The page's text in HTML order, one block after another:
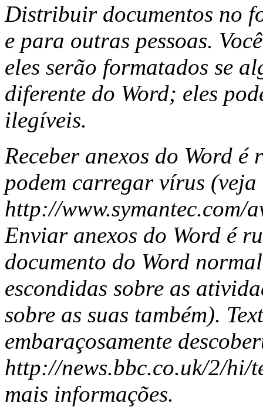
Distribuir documentos no
e para outras pessoas.
eles serão formatados se
diferente do Word; eles
ilegíveis.
Receber anexos do Word
podem carregar vírus (veja
http://www.symantec.com/
Enviar anexos do Word é
documento do Word
escondidas sobre as
sobre as suas também).
embaraçosamente
http://news.bbc.co.uk/2/hi/
mais informações.